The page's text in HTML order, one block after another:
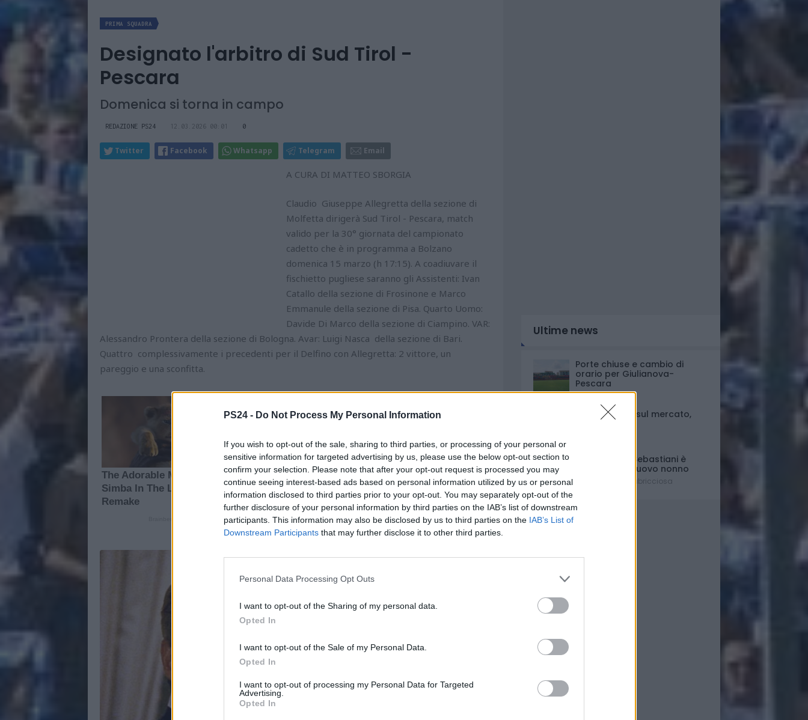
PS24 - Do Not Process My Personal Information
If you wish to opt-out of the sale, sharing to third parties, or processing of your personal or
sensitive information for targeted advertising by us, please use the below opt-out section to
confirm your selection. Please note that after your opt-out request is processed you may
continue seeing interest-based ads based on personal information utilized by us or personal
information disclosed to third parties prior to your opt-out. You may separately opt-out of the
further disclosure of your personal information by third parties on the IAB’s list of downstream
participants. This information may also be disclosed by us to third parties on the IAB’s List of
Downstream Participants that may further disclose it to other third parties.
Personal Data Processing Opt Outs
I want to opt-out of the Sharing of my personal data.
Opted In
I want to opt-out of the Sale of my Personal Data.
Opted In
I want to opt-out of processing my Personal Data for Targeted
Advertising.
Opted In
PRIMA SQUADRA
Designato l'arbitro di Sud Tirol -
Pescara
Domenica si torna in campo
REDAZIONE PS24 12.03.2026 00:01 0
Twitter Facebook Whatsapp Telegram Email
A CURA DI MATTEO SBORGIA
Claudio Giuseppe Allegretta della sezione di
Molfetta dirigerà Sud Tirol - Pescara, match
valido per la 30° giornata del campionato
cadetto che è in programma a Bolzano
domenica 15 marzo (h 17:15). A coadiuvare il
fischietto pugliese saranno gli Assistenti: Ivan
Catallo della sezione di Frosinone e Marco
Emmanule della sezione di Pisa. Quarto Uomo:
Davide Di Marco della sezione di Ciampino. VAR:
Alessandro Prontera della sezione di Bologna. Avar: Luigi Nasca della sezione di Bari.
Quattro complessivamente i precedenti per il Delfino con Allegretta: 2 vittore, un
pareggio e una sconfitta.
Ultime news
Porte chiuse e cambio di
orario per Giulianova-
Pescara
Ultim'ora
Fase di stallo sul mercato,
Il presidente Sebastiani è
diventato di nuovo nonno
È nato Lorenzo Labricciosa